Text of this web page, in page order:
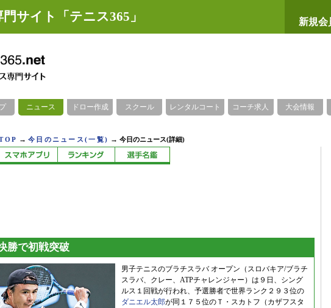
サイト「テニス365」 新規会
ニュース ドロー作成 スクール レンタルコート コーチ求人 大会情報
→今日のニュース(一覧) →今日のニュース(詳細)
勝で初戦突破
男子テニスのブラチスラバ オープン（スロバキア/ブラチ
スラバ、クレー、ATPチャレンジャー）は９日、シング
ルス１回戦が行われ、予選勝者で世界ランク２９３位の
ダニエル太郎が同１７５位のＴ・スカトフ（カザフスタ